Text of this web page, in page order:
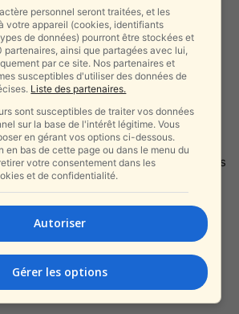
et empêcherait une
régulière de la ligne par un
commerciales, Arkia insiste
et publique de la liaison vers
souligne que ces vols visent à
aérienne et à répondre aux besoins
communautés juives d’Europe,
période marquée par une forte
et sécuritaire. Dans ce contexte,
de l’État est indispensable
aérienne et éviter une
liaisons entre Israël et la Biélorussie.
personnel seront traitées, et les
votre appareil (cookies, identifiants
de données) pourront être stockées et
partenaires, ainsi que partagées avec lui,
par ce site. Nos partenaires et
susceptibles d'utiliser des données de
Liste des partenaires.
sont susceptibles de traiter vos données
sur la base de l'intérêt légitime. Vous
en gérant vos options ci-dessous.
en bas de cette page ou dans le menu du
votre consentement dans les
et de confidentialité.
Autoriser
Gérer les options